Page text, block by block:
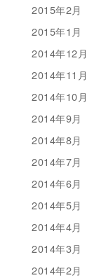
2015年2月
2015年1月
2014年12月
2014年11月
2014年10月
2014年9月
2014年8月
2014年7月
2014年6月
2014年5月
2014年4月
2014年3月
2014年2月